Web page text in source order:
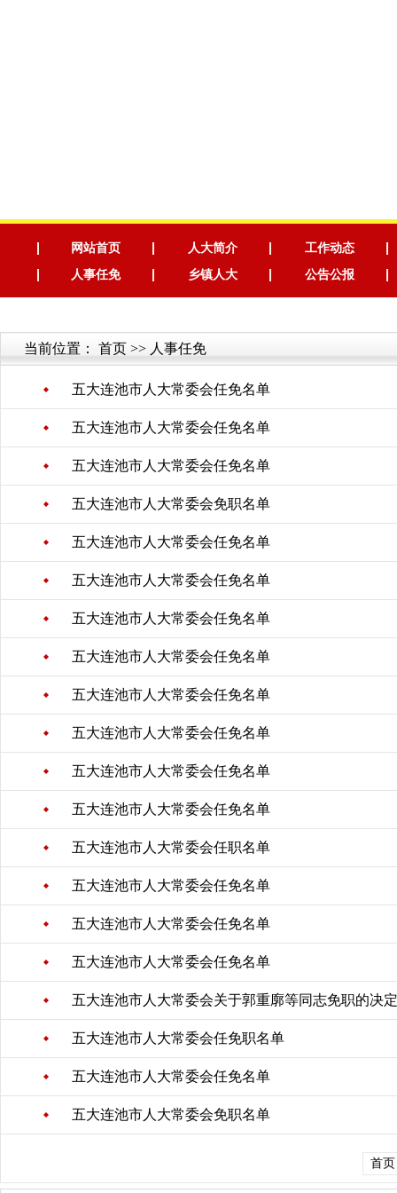
网站首页 人大简介
工作动态
人事任免
乡镇人大 公告公报
当前位置： 首页 >> 人事任免
五大连池市人大常委会任免名单
五大连池市人大常委会任免名单
五大连池市人大常委会任免名单
五大连池市人大常委会免职名单
五大连池市人大常委会任免名单
五大连池市人大常委会任免名单
五大连池市人大常委会任免名单
五大连池市人大常委会任免名单
五大连池市人大常委会任免名单
五大连池市人大常委会任免名单
五大连池市人大常委会任免名单
五大连池市人大常委会任免名单
五大连池市人大常委会任职名单
五大连池市人大常委会任免名单
五大连池市人大常委会任免名单
五大连池市人大常委会任免名单
五大连池市人大常委会关于郭重廓等同志免职的决定
五大连池市人大常委会任免职名单
五大连池市人大常委会任免名单
五大连池市人大常委会免职名单
首页